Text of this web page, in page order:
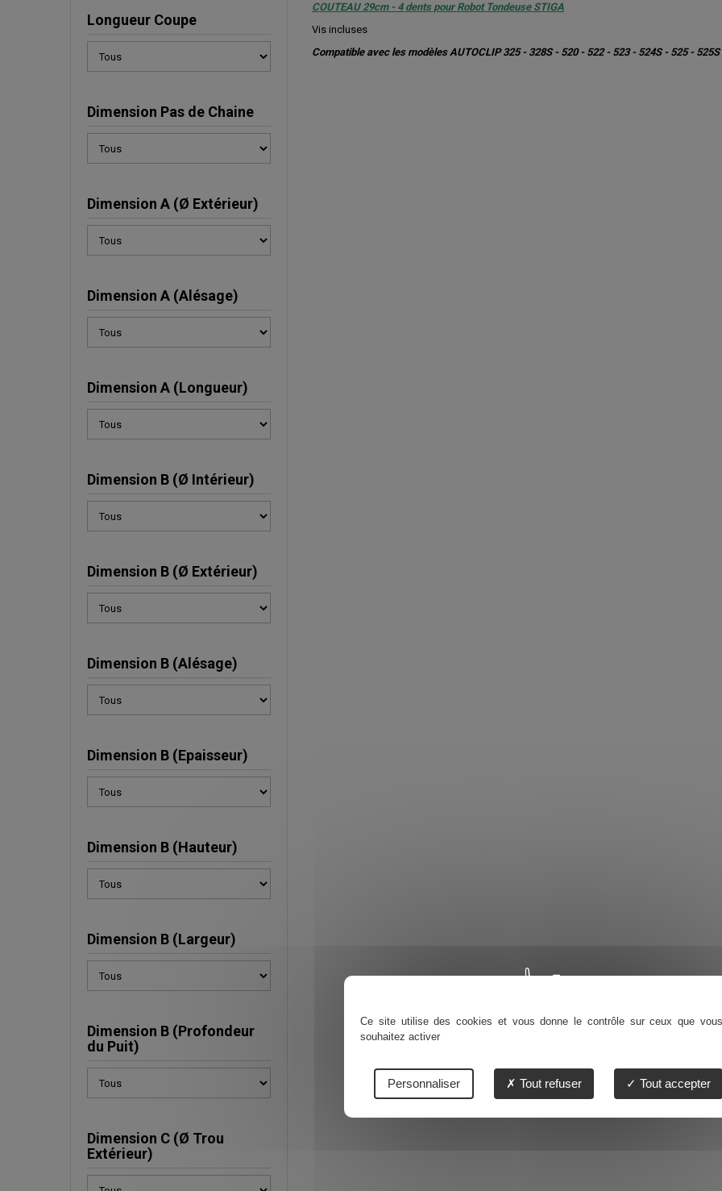
Longueur Coupe
Dimension Pas de Chaine
Dimension A (Ø Extérieur)
Dimension A (Alésage)
Dimension A (Longueur)
Dimension B (Ø Intérieur)
Dimension B (Ø Extérieur)
Dimension B (Alésage)
Dimension B (Epaisseur)
Dimension B (Hauteur)
Dimension B (Largeur)
Dimension B (Profondeur
du Puit)
Dimension C (Ø Trou
Extérieur)
COUTEAU 29cm - 4 dents pour Robot Tondeuse STIGA
Vis incluses
Compatible avec les modèles AUTOCLIP 325 - 328S - 520 - 522 - 523 - 524S - 525 -
Ce site utilise des cookies et vous donne le contrôle sur ceux que vous
souhaitez activer
Tout accepter
Tout refuser
Personnaliser